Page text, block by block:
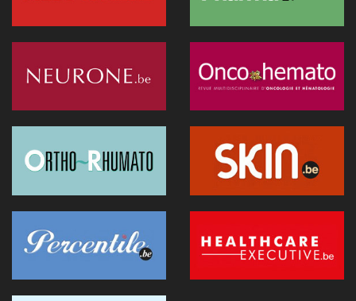
réduisant la dose de rayonnement en cathétérisme
06 juillet 2026 - 10:49
L'hôpital d'Ostende teste l'IA en consultation
01 juillet 2026 - 20:51
La Commission européenne appelle la Belgique à accélérer le
déploiement de l'IA dans les soins
28 juin 2026 - 13:40